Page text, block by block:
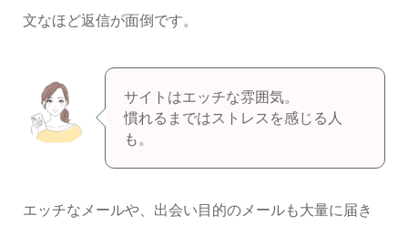
文なほど返信が面倒です。
サイトはエッチな雰囲気。
慣れるまではストレスを感じる人
も。
エッチなメールや、出会い目的のメールも大量に届き